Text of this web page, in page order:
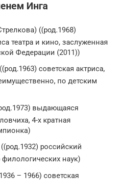
Инга
((род.1968)
театра и кино, заслуженная
Федерации (2011))
советская актриса,
по детским
выдающаяся
4-х кратная
российский
наук)
– 1966) советская